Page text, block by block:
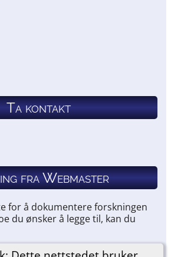
Ta kontakt
fra Webmaster
for å dokumentere forskningen
du ønsker å legge til, kan du